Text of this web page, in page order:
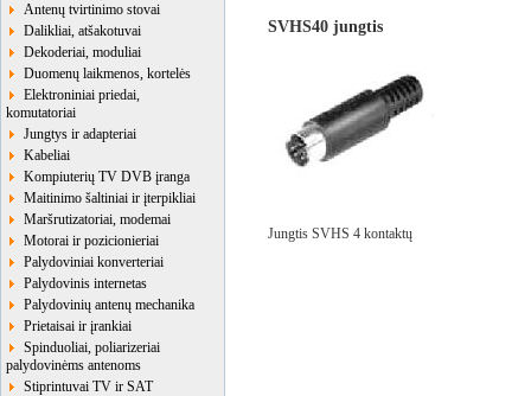
Antenų tvirtinimo stovai
Dalikliai, atšakotuvai
Dekoderiai, moduliai
Duomenų laikmenos, kortelės
Elektroniniai priedai,
komutatoriai
Jungtys ir adapteriai
Kabeliai
Kompiuterių TV DVB įranga
Maitinimo šaltiniai ir įterpikliai
Maršrutizatoriai, modemai
Motorai ir pozicionieriai
Palydoviniai konverteriai
Palydovinis internetas
Palydovinių antenų mechanika
Prietaisai ir įrankiai
Spinduoliai, poliarizeriai
palydovinėms antenoms
Stiprintuvai TV ir SAT
SVHS40 jungtis
Jungtis SVHS 4 kontaktų